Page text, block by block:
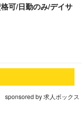
可/日勤のみ/デイサ
sponsored by 求人ボックス